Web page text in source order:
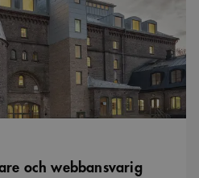
och webbansvarig